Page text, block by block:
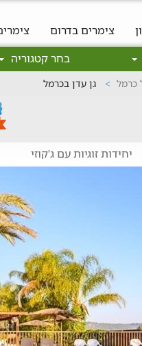
צימרים בדרום
בחר קטגוריה
כרמל גן עדן בכרמל
יחידות זוגיות עם ג'קוזי